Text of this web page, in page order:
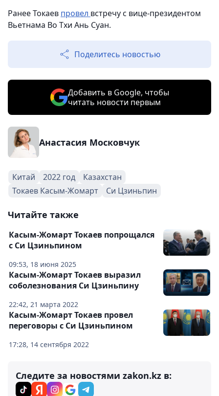
Ранее Токаев провел встречу с вице-президентом
Вьетнама Во Тхи Ань Суан.
Поделитесь новостью
Добавить в Google, чтобы
читать новости первым
Анастасия Московчук
Китай 2022 год
Казахстан
Токаев Касым-Жомарт
Си Цзиньпин
Читайте также
09:53, 18 июня 2025
Касым-Жомарт Токаев попрощался
с Си Цзиньпином
22:42, 21 марта 2022
Касым-Жомарт Токаев выразил
соболезнования Си Цзиньпину
17:28, 14 сентября 2022
Касым-Жомарт Токаев провел
переговоры с Си Цзиньпином
Следите за новостями zakon.kz в: